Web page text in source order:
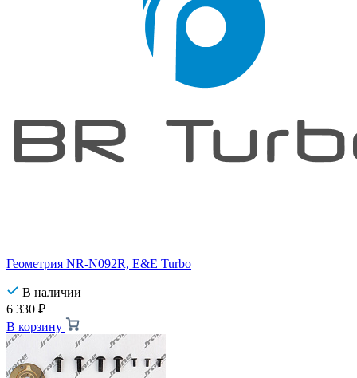
Геометрия NR-N092R, E&E Turbo
В наличии
6 330 ₽
В корзину